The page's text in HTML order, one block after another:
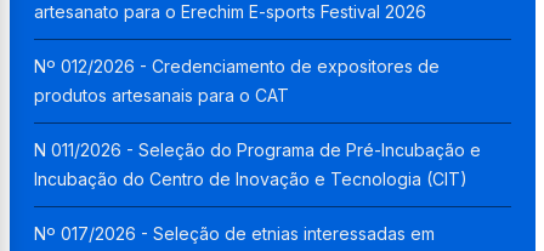
artesanato para o Erechim E-sports Festival 2026
Nº 012/2026 - Credenciamento de expositores de
produtos artesanais para o CAT
N 011/2026 - Seleção do Programa de Pré-Incubação e
Incubação do Centro de Inovação e Tecnologia (CIT)
Nº 017/2026 - Seleção de etnias interessadas em